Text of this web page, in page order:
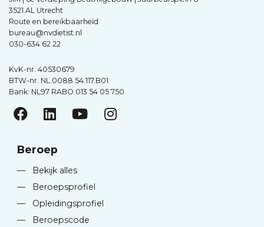
3521 AL Utrecht
Route en bereikbaarheid
bureau@nvdietist.nl
030-634 62 22
KvK-nr. 40530679
BTW-nr. NL.0088.54.117.B01
Bank: NL97 RABO 013 54 05 750
Beroep
—
Bekijk alles
—
Beroepsprofiel
—
Opleidingsprofiel
—
Beroepscode